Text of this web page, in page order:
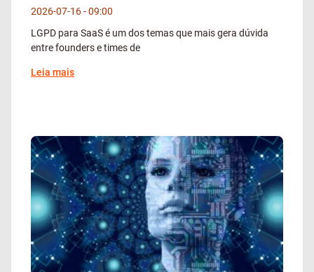
2026-07-16
09:00
LGPD para SaaS é um dos temas que mais gera dúvida
entre founders e times de
Leia mais